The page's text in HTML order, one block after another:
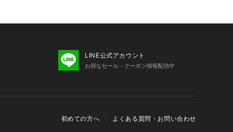
LINE公式アカウント
お得なセール・クーポン情報配信中
初めての方へ よくある質問・お問い合わせ